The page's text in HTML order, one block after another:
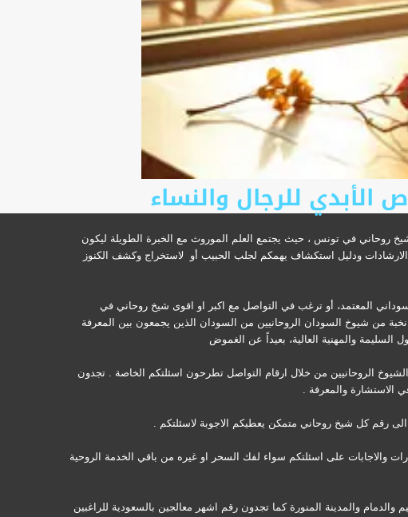
الأبدي للرجال والنساء
في تونس ، حيث يجتمع العلم الموروث مع الخبرة الطويلة ليكون
ودليل استكشاف يهمكم لجلب الحبيب أو لاستخراج وكشف الكنوز
المعتمد، أو ترغب في التواصل مع اكبر او اقوى شيخ روحاني في
من شيوخ السودان الروحانيين من السودان الذين يجمعون بين المعرفة
والمهنية العالية، بعيداً عن الغموض
الروحانيين من خلال ارقام التواصل تطرحون اسئلتكم الخاصة . تجدون
الاستشارة والمعرفة .
رقم كل شيخ روحاني متمكن يعطيكم الاجوبة لاسئلتكم .
والاجابات على اسئلتكم سواء لفك السحر او غيره من باقي الخدمة الروحية
والمدينة المنورة كما تجدون رقم اشهر معالجين بالسعودية للراغبين